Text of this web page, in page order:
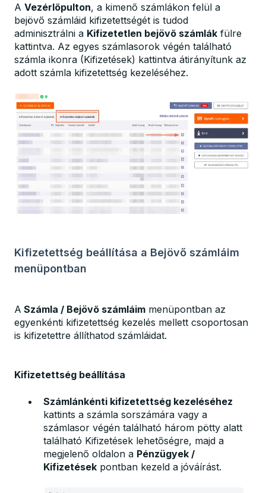
A Vezérlőpulton, a kimenő számlákon felül a
bejövő számláid kifizetettségét is tudod
adminisztrálni a Kifizetetlen bejövő számlák fülre
kattintva. Az egyes számlasorok végén található
számla ikonra (Kifizetések) kattintva átirányítunk az
adott számla kifizetettség kezeléséhez.
Kifizetettség beállítása a Bejövő számláim
menüpontban
A Számla / Bejövő számláim menüpontban az
egyenkénti kifizetettség kezelés mellett csoportosan
is kifizetettre állíthatod számláidat.
Kifizetettség beállítása
Számlánkénti kifizetettség kezeléséhez
kattints a számla sorszámára vagy a
számlasor végén található három pötty alatt
található Kifizetések lehetőségre, majd a
megjelenő oldalon a Pénzügyek /
Kifizetések pontban kezeld a jóváírást.